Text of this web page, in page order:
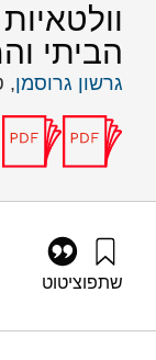
הביתי
גרשון גרוסמן,
שתפוציטוט